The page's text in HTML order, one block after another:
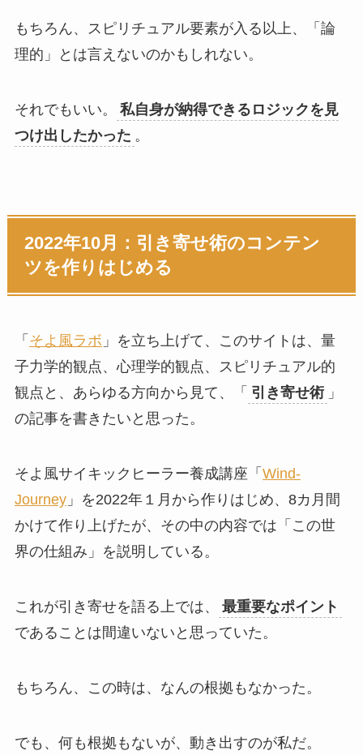
もちろん、スピリチュアル要素が入る以上、「論
理的」とは言えないのかもしれない。
それでもいい。
私自身が納得できるロジックを見
つけ出したかった 。
2022年10月：引き寄せ術のコンテン
ツを作りはじめる
「 そよ風ラボ 」を立ち上げて、このサイトは、量
子力学的観点、心理学的観点、スピリチュアル的
観点と、あらゆる方向から見て、「 引き寄せ術 」
の記事を書きたいと思った。
そよ風サイキックヒーラー養成講座「 Wind-
Journey」を2022年１月から作りはじめ、8カ月間
かけて作り上げたが、その中の内容では「この世
界の仕組み」を説明している。
これが引き寄せを語る上では、
最重要なポイント
であることは間違いないと思っていた。
もちろん、この時は、なんの根拠もなかった。
でも、何も根拠もないが、動き出すのが私だ。